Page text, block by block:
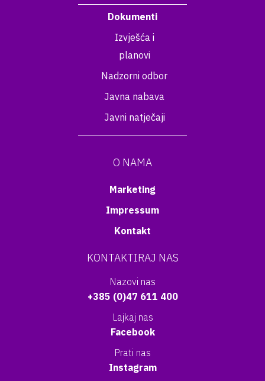
Dokumenti
Izvješća i
planovi
Nadzorni odbor
Javna nabava
Javni natječaji
O NAMA
Marketing
Impressum
Kontakt
KONTAKTIRAJ NAS
Nazovi nas
+385 (0)47 611 400
Lajkaj nas
Facebook
Prati nas
Instagram